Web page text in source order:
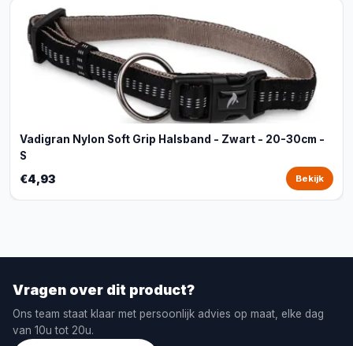
Vadigran Nylon Soft Grip Halsband - Zwart - 20-30cm -
S
€4,93 Bekijk
Vragen over dit product?
Ons team staat klaar met persoonlijk advies op maat, elke dag
van 10u tot 20u.